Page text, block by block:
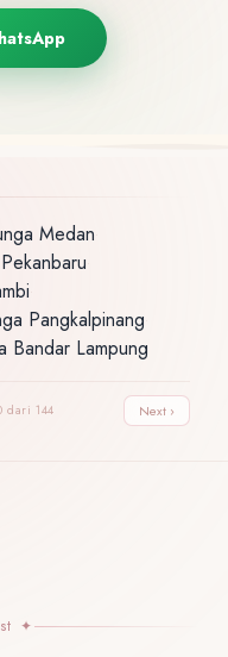
Medan
Pangkalpinang
Bandar Lampung
dari 144 Next ›
✦